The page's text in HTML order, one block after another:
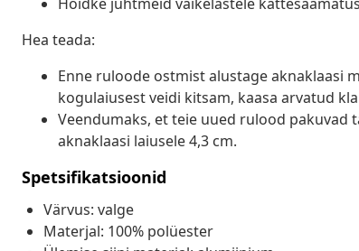
Hea teada:
Enne ruloode ostmist alustage aknaklaasi
kogulaiusest veidi kitsam, kaasa arvatud
Veendumaks, et teie uued rulood
aknaklaasi laiusele 4,3 cm.
Spetsifikatsioonid
Värvus: valge
Materjal: 100% polüester